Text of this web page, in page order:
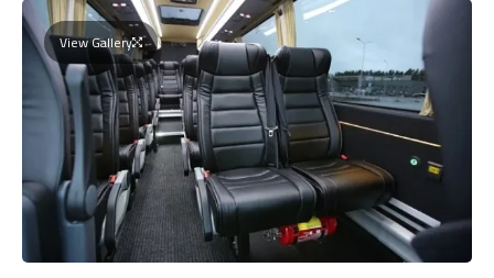
View Gallery